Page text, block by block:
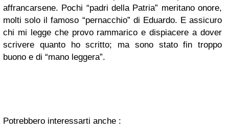
affrancarsene. Pochi “padri della Patria” meritano onore,
molti solo il famoso “pernacchio” di Eduardo. E assicuro
chi mi legge che provo rammarico e dispiacere a dover
scrivere quanto ho scritto; ma sono stato fin troppo
buono e di “mano leggera”.
Potrebbero interessarti anche :